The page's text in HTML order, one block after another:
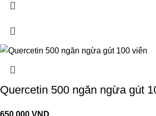
Quercetin 500 ngăn ngừa gút
650.000VND